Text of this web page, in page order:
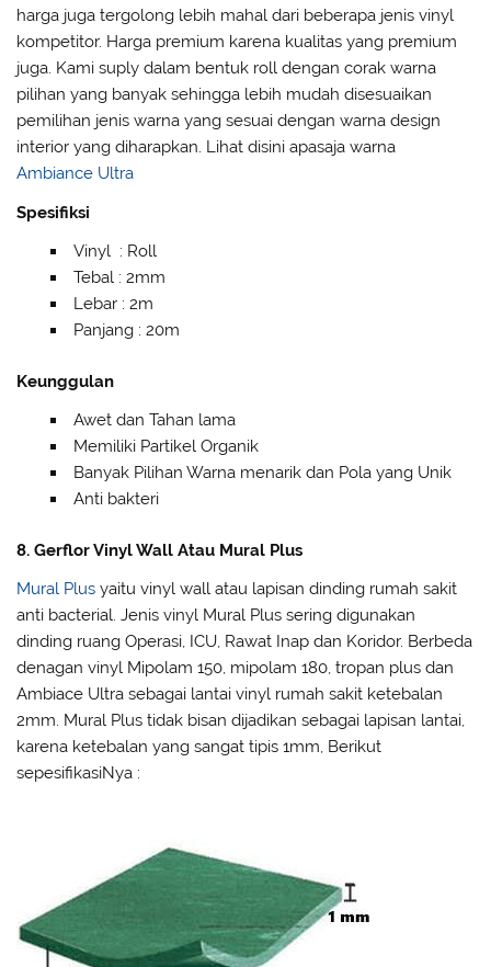
harga juga tergolong lebih mahal dari beberapa jenis vinyl
kompetitor. Harga premium karena kualitas yang premium
juga. Kami suply dalam bentuk roll dengan corak warna
pilihan yang banyak sehingga lebih mudah disesuaikan
pemilihan jenis warna yang sesuai dengan warna design
interior yang diharapkan. Lihat disini apasaja warna
Ambiance Ultra
Spesifiksi
Vinyl : Roll
Tebal : 2mm
Lebar : 2m
Panjang : 20m
Keunggulan
Awet dan Tahan lama
Memiliki Partikel Organik
Banyak Pilihan Warna menarik dan Pola yang Unik
Anti bakteri
8. Gerflor Vinyl Wall Atau Mural Plus
Mural Plus yaitu vinyl wall atau lapisan dinding rumah sakit
anti bacterial. Jenis vinyl Mural Plus sering digunakan
dinding ruang Operasi, ICU, Rawat Inap dan Koridor. Berbeda
denagan vinyl Mipolam 150, mipolam 180, tropan plus dan
Ambiace Ultra sebagai lantai vinyl rumah sakit ketebalan
2mm. Mural Plus tidak bisan dijadikan sebagai lapisan lantai,
karena ketebalan yang sangat tipis 1mm, Berikut
sepesifikasiNya :